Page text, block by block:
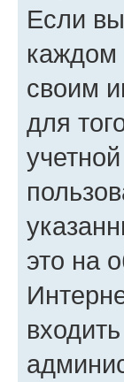
Если
каждом
своим
для
это на